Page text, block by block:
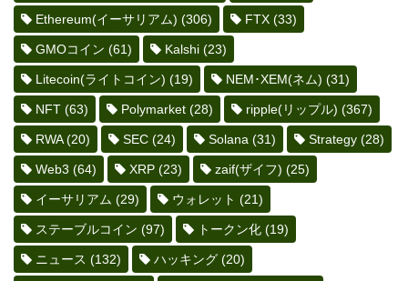
Ethereum(イーサリアム) (306) FTX (33)
GMOコイン (61) Kalshi (23)
Litecoin(ライトコイン) (19) NEM･XEM(ネム) (31)
NFT (63) Polymarket (28) ripple(リップル) (367)
RWA(20) SEC (24) Solana (31) Strategy (28)
Web3 (64) XRP (23) zaif(ザイフ) (25)
イーサリアム (29) ウォレット (21)
ステーブルコイン (97) トークン化 (19)
ニュース (132) ハッキング (20)